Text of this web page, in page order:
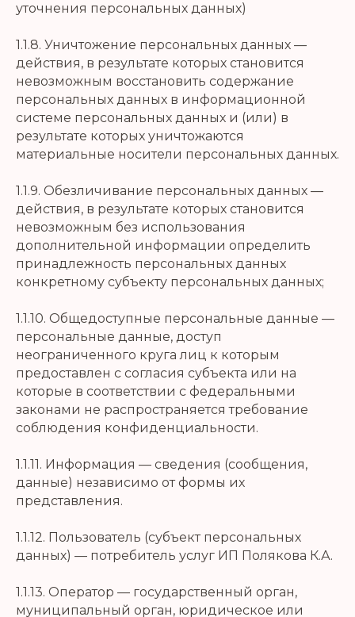
уточнения персональных данных)
1.1.8. Уничтожение персональных данных —
действия, в результате которых становится
невозможным восстановить содержание
персональных данных в информационной
системе персональных данных и (или) в
результате которых уничтожаются
материальные носители персональных данных.
1.1.9. Обезличивание персональных данных —
действия, в результате которых становится
невозможным без использования
дополнительной информации определить
принадлежность персональных данных
конкретному субъекту персональных данных;
1.1.10. Общедоступные персональные данные —
персональные данные, доступ
неограниченного круга лиц к которым
предоставлен с согласия субъекта или на
которые в соответствии с федеральными
законами не распространяется требование
соблюдения конфиденциальности.
1.1.11. Информация — сведения (сообщения,
данные) независимо от формы их
представления.
1.1.12. Пользователь (субъект персональных
данных) — потребитель услуг ИП Полякова К.А.
1.1.13. Оператор — государственный орган,
муниципальный орган, юридическое или